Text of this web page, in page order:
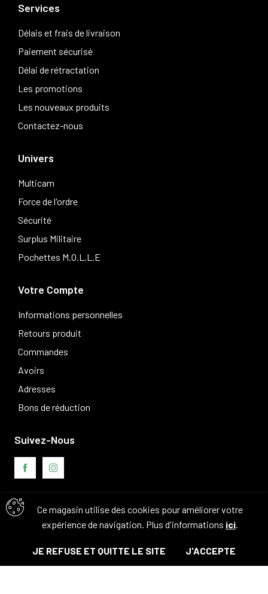
Services
Délais et frais de livraison
Paiement sécurisé
Délai de rétractation
Les promotions
Les nouveaux produits
Contactez-nous
Univers
Multicam
Force de l'ordre
Sécurité
Surplus Militaire
Pochettes M.O.L.L.E
Votre Compte
Informations personnelles
Retours produit
Commandes
Avoirs
Adresses
Bons de réduction
Ce magasin utilise des cookies pour améliorer votre
expérience de navigation. Plus d'informations ici.
JE REFUSE ET QUITTE LE SITE J'ACCEPTE
Suivez-Nous
Avis clients
© Tous droits réservés. 2026 - Camouflage 83